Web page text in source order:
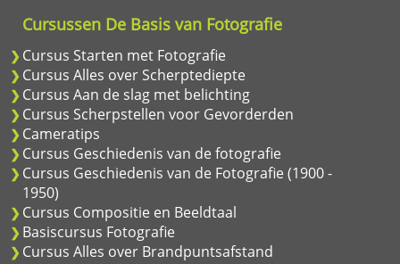
Cursussen De Basis van Fotografie
Cursus Starten met Fotografie
Cursus Alles over Scherptediepte
Cursus Aan de slag met belichting
Cursus Scherpstellen voor Gevorderden
Cameratips
Cursus Geschiedenis van de fotografie
Cursus Geschiedenis van de Fotografie (1900 -
1950)
Cursus Compositie en Beeldtaal
Basiscursus Fotografie
Cursus Alles over Brandpuntsafstand